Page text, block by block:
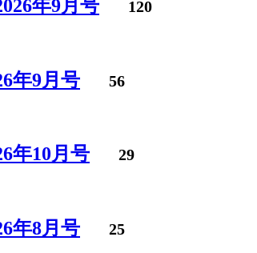
年9月号 120
年9月号 56
年10月号 29
年8月号 25